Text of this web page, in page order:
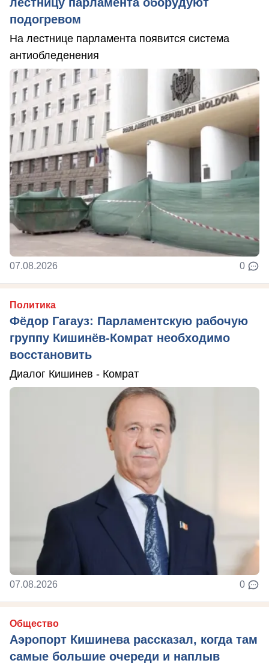
подогревом
На лестнице парламента появится система
антиобледенения
07.08.2026 0
Политика
Фёдор Гагауз: Парламентскую рабочую
группу Кишинёв-Комрат необходимо
восстановить
Диалог Кишинев - Комрат
07.08.2026 0
Общество
Аэропорт Кишинева рассказал, когда там
самые большие очереди и наплыв